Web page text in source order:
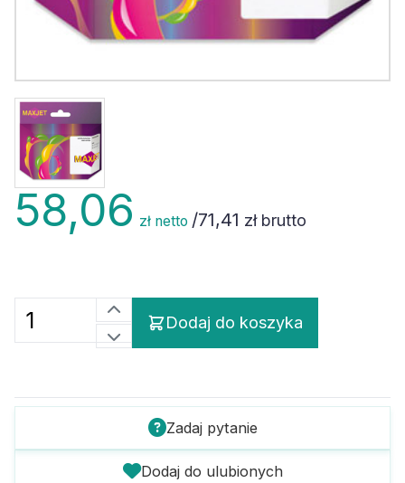
58,06 zł netto /71,41 zł brutto
Dodaj do koszyka
Zadaj pytanie
Dodaj do ulubionych